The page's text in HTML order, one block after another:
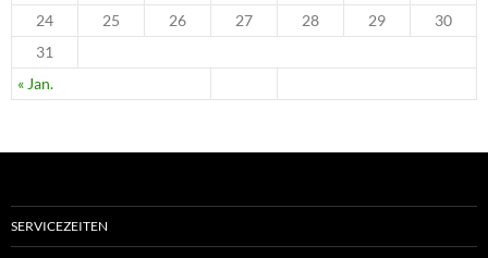
« Jan.
24
25 26 27 28 29
30
31
SERVICEZEITEN